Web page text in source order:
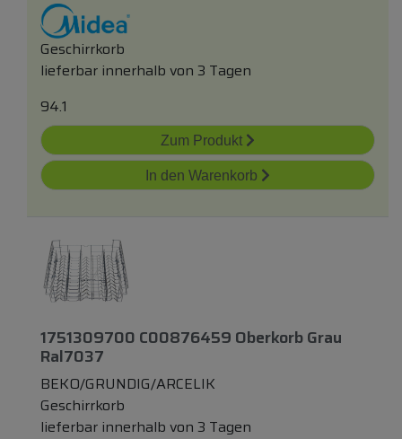
Geschirrkorb
lieferbar innerhalb von 3 Tagen
94.1
Zum Produkt
In den Warenkorb
1751309700 C00876459 Oberkorb Grau
Ral7037
BEKO/GRUNDIG/ARCELIK
Geschirrkorb
lieferbar innerhalb von 3 Tagen